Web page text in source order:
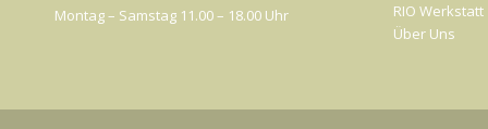
Montag – Samstag 11.00 – 18.00 Uhr
RIO Werkstatt
Über Uns